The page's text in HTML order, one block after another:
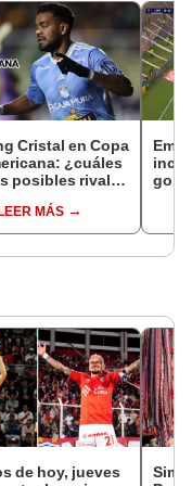
Cristal en Copa
¿cuáles
posibles rivales
MÁS
gol
de hoy, jueves